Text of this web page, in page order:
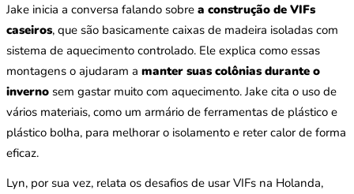
Jake inicia a conversa falando sobre a construção de VIFs
caseiros, que são basicamente caixas de madeira isoladas com
sistema de aquecimento controlado. Ele explica como essas
montagens o ajudaram a manter suas colônias durante o
inverno sem gastar muito com aquecimento. Jake cita o uso de
vários materiais, como um armário de ferramentas de plástico e
plástico bolha, para melhorar o isolamento e reter calor de forma
eficaz.
Lyn, por sua vez, relata os desafios de usar VIFs na Holanda,